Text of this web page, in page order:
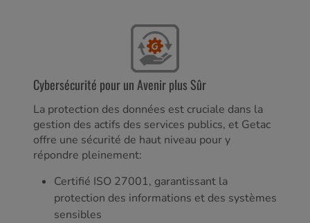
Cybersécurité pour un Avenir plus Sûr
La protection des données est cruciale dans la
gestion des actifs des services publics, et Getac
offre une sécurité de haut niveau pour y
répondre pleinement:
Certifié ISO 27001, garantissant la
protection des informations et des systèmes
sensibles